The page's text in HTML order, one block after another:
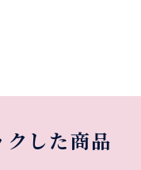
クした商品